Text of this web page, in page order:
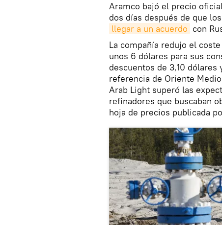
Aramco bajó el precio
dos días después de que
llegar a un acuerdo con
La compañía redujo el
unos 6 dólares para sus
descuentos de 3,10
referencia de Oriente
Arab Light superó las
refinadores que buscaban
hoja de precios publicada